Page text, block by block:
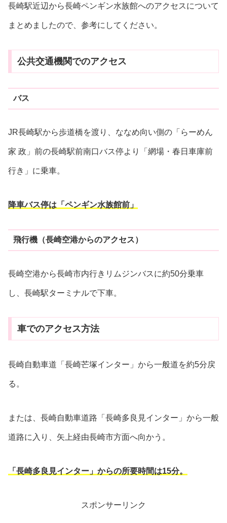
長崎駅近辺から長崎ペンギン水族館へのアクセスについて
まとめましたので、参考にしてください。
公共交通機関でのアクセス
バス
JR長崎駅から歩道橋を渡り、ななめ向い側の「らーめん
家 政」前の長崎駅前南口バス停より「網場・春日車庫前
行き」に乗車。
降車バス停は「ペンギン水族館前」
飛行機（長崎空港からのアクセス）
長崎空港から長崎市内行きリムジンバスに約50分乗車
し、長崎駅ターミナルで下車。
車でのアクセス方法
長崎自動車道「長崎芒塚インター」から一般道を約5分戻
る。
または、長崎自動車道路「長崎多良見インター」から一般
道路に入り、矢上経由長崎市方面へ向かう。
「長崎多良見インター」からの所要時間は15分。
スポンサーリンク